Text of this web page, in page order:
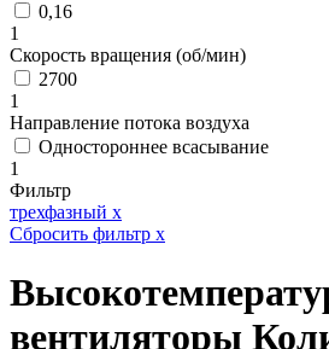
0,16
1
Скорость вращения (об/мин)
2700
1
Направление потока воздуха
Одностороннее всасывание
1
Фильтр
трехфазный x
Сбросить фильтр x
вентиляторы